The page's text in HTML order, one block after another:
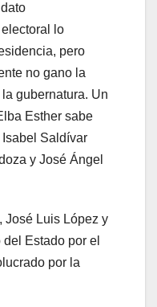
lo
pero
no gano la
gubernatura. Un
Esther sabe
Saldívar
y José Ángel
José Luis López y
Estado por el
por la